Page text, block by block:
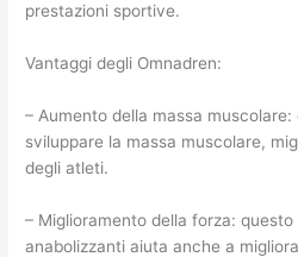
prestazioni sportive.
Vantaggi degli Omnadren:
– Aumento della massa
sviluppare la massa muscolare,
degli atleti.
– Miglioramento della forza:
anabolizzanti aiuta anche a